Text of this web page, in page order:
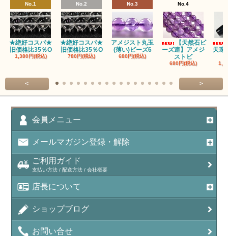
No.1
★絶好コスパ★
旧価格比35％O
1,380円(税込)
No.2
★絶好コスパ★
旧価格比35％O
780円(税込)
No.3
アメジスト丸玉
(薄い)ビーズ6
680円(税込)
No.4
【天然石ビ
ーズ連】アメジ
ストビ
680円(税込)
天珠
< >
会員メニュー
メールマガジン登録・解除
ご利用ガイド
支払い方法 / 配送方法 / 会社概要
店長について
ショップブログ
お問い合せ